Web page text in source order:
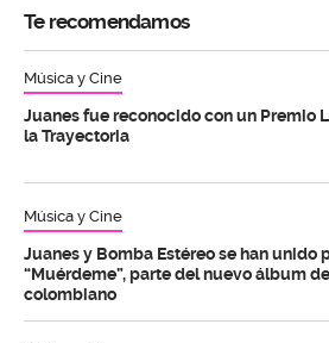
Te recomendamos
Música y Cine
Juanes fue reconocido con un Premio
la Trayectoria
Música y Cine
Juanes y Bomba Estéreo se han unido
“Muérdeme”, parte del nuevo álbum
colombiano